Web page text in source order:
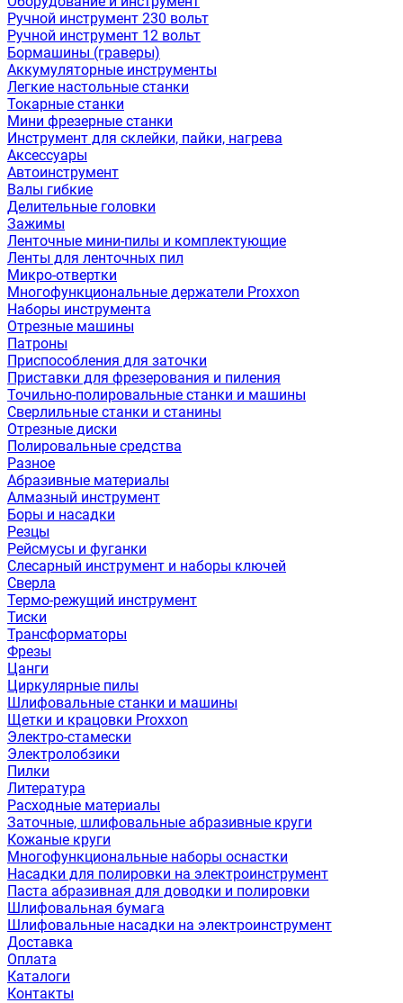
Ручной инструмент 230 вольт
Ручной инструмент 12 вольт
Бормашины (граверы)
Аккумуляторные инструменты
Легкие настольные станки
Токарные станки
Мини фрезерные станки
Инструмент для склейки, пайки, нагрева
Аксессуары
Автоинструмент
Валы гибкие
Делительные головки
Зажимы
Ленточные мини-пилы и комплектующие
Ленты для ленточных пил
Микро-отвертки
Многофункциональные держатели Proxxon
Наборы инструмента
Отрезные машины
Патроны
Приспособления для заточки
Приставки для фрезерования и пиления
Точильно-полировальные станки и машины
Сверлильные станки и станины
Отрезные диски
Полировальные средства
Разное
Абразивные материалы
Алмазный инструмент
Боры и насадки
Резцы
Рейсмусы и фуганки
Слесарный инструмент и наборы ключей
Сверла
Термо-режущий инструмент
Тиски
Трансформаторы
Фрезы
Цанги
Циркулярные пилы
Шлифовальные станки и машины
Щетки и крацовки Proxxon
Электро-стамески
Электролобзики
Пилки
Литература
Расходные материалы
Заточные, шлифовальные абразивные круги
Кожаные круги
Многофункциональные наборы оснастки
Насадки для полировки на электроинструмент
Паста абразивная для доводки и полировки
Шлифовальная бумага
Шлифовальные насадки на электроинструмент
Доставка
Оплата
Каталоги
Контакты